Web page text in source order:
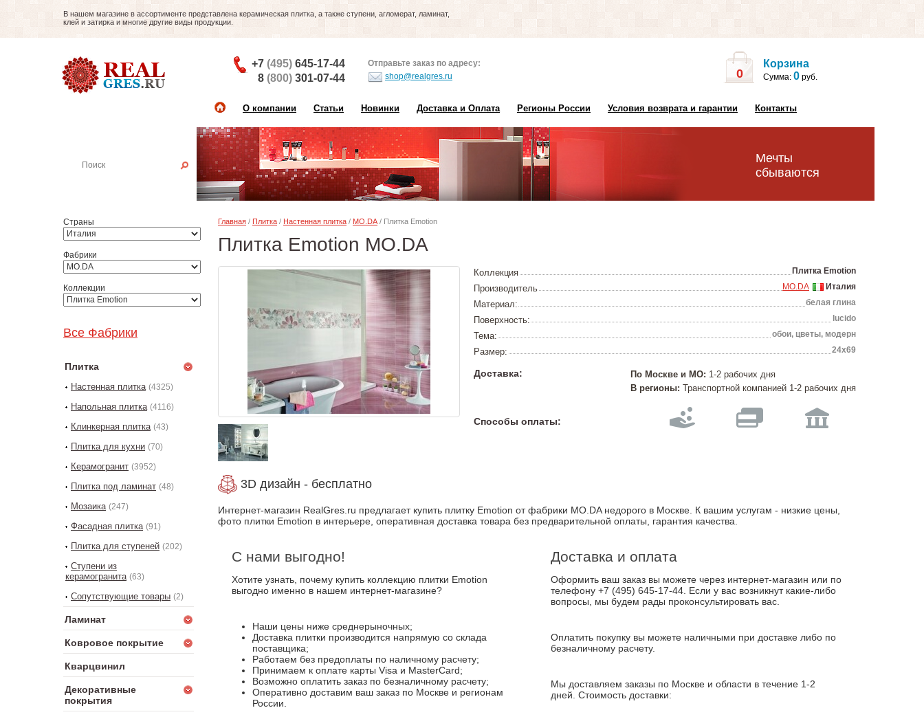
В нашем магазине в ассортименте представлена керамическая плитка, а также ступени, агломерат, ламинат,
клей и затирка и многие другие виды продукции.
+7 (495) 645-17-44
8 (800) 301-07-44
Отправьте заказ по адресу:
shop@realgres.ru
0
Корзина
Сумма: 0 руб.
О компании Статьи Новинки Доставка и Оплата Регионы России Условия возврата и гарантии Контакты
Мечты
сбываются
Страны
Фабрики
Коллекции
Все Фабрики
Плитка
Настенная плитка (4325)
Напольная плитка (4116)
Клинкерная плитка (43)
Плитка для кухни (70)
Керамогранит (3952)
Плитка под ламинат (48)
Мозаика (247)
Фасадная плитка (91)
Плитка для ступеней (202)
Ступени из
керамогранита (63)
Сопутствующие товары (2)
Ламинат
Ковровое покрытие
Кварцвинил
Декоративные
покрытия
Главная / Плитка / Настенная плитка / MO.DA / Плитка Emotion
Плитка Emotion MO.DA
Коллекция Плитка Emotion
Производитель Италия
MO.DA
Материал: белая глина
Поверхность: lucido
Тема: обои, цветы, модерн
Размер: 24x69
Доставка: По Москве и МО: 1-2 рабочих дня
В регионы: Транспортной компанией 1-2 рабочих дня
Способы оплаты:
3D дизайн - бесплатно
Интернет-магазин RealGres.ru предлагает купить плитку Emotion от фабрики MO.DA недорого в Москве. К вашим услугам - низкие цены,
фото плитки Emotion в интерьере, оперативная доставка товара без предварительной оплаты, гарантия качества.
С нами выгодно!
Хотите узнать, почему купить коллекцию плитки Emotion
выгодно именно в нашем интернет-магазине?
Наши цены ниже среднерыночных;
Доставка плитки производится напрямую со склада
поставщика;
Работаем без предоплаты по наличному расчету;
Принимаем к оплате карты Visa и MasterCard;
Возможно оплатить заказ по безналичному расчету;
Оперативно доставим ваш заказ по Москве и регионам
России.
Доставка и оплата
Оформить ваш заказ вы можете через интернет-магазин или по
телефону +7 (495) 645-17-44. Если у вас возникнут какие-либо
вопросы, мы будем рады проконсультировать вас.
Оплатить покупку вы можете наличными при доставке либо по
безналичному расчету.
Мы доставляем заказы по Москве и области в течение 1-2
дней. Стоимость доставки: